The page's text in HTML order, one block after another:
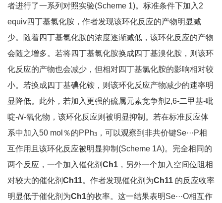
者进行了一系列对照实验(Scheme 1)。标准条件下加入2
equiv四丁基氯化胺，作者发现该环化反应的产物明显减
少。随着四丁基氯化胺的浓度逐渐减低，该环化反应的产物
会随之增多。若将四丁基氯化胺换成四丁基溴化胺，则该环
化反应的产物也会减少，但相对四丁基氯化胺的影响相对较
小。若换成四丁基碘化铵，则该环化反应产物减少的速率明
显降低。此外，若加入更强的硫属元素竞争剂2,6-二甲基-吡
啶-N-氧化物，该环化反应则被明显抑制。若在标准反应体
系中加入50 mol％的PPh3 ，可以观察到非共价键Se···P相
互作用且该环化反应被明显抑制(Scheme 1A)。完全相同的
两个反应，一个加入催化剂 Ch1 ，另外一个加入空间位阻相
对较大的催化剂 Ch11。作者发现催化剂为Ch11 的反应收率
明显低于催化剂为Ch1的收率。这一结果表明Se···O相互作